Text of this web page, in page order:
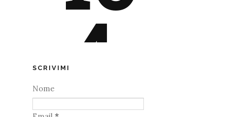
SCRIVIMI
Nome